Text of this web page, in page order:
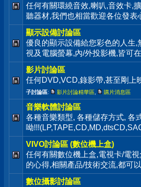
任何有關環繞音效,喇叭,音效卡,
聽器材,我們也相當歡迎各位發表
顯示設備討論區
優良的顯示設備給您彩色的人生
視及電腦螢幕,內/外投影機,皆可
影片討論區
任何DVD,VCD,錄影帶,甚至剛上
子討論區: 影片討論精華區 購片消息區
音樂軟體討論區
各種音樂類型, 各種儲存方式, 各
呦
VIVO討論區 (數位機上盒)
任何有關數位機上盒,電視卡/電
的心得,相關產品/技術交流,都可
數位攝影討論區